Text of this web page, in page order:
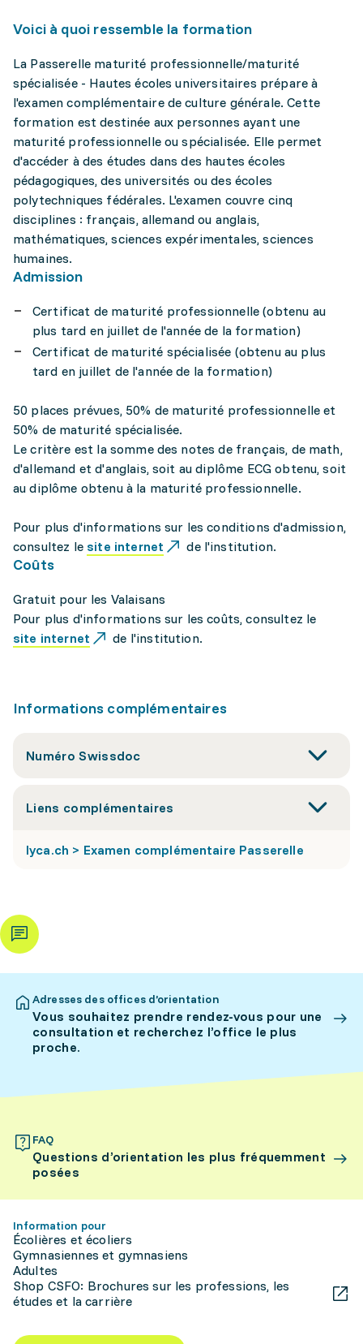
Voici à quoi ressemble la formation
La Passerelle maturité professionnelle/maturité
spécialisée - Hautes écoles universitaires prépare à
l'examen complémentaire de culture générale. Cette
formation est destinée aux personnes ayant une
maturité professionnelle ou spécialisée. Elle permet
d'accéder à des études dans des hautes écoles
pédagogiques, des universités ou des écoles
polytechniques fédérales. L'examen couvre cinq
disciplines : français, allemand ou anglais,
mathématiques, sciences expérimentales, sciences
humaines.
Admission
Certificat de maturité professionnelle (obtenu au
plus tard en juillet de l'année de la formation)
Certificat de maturité spécialisée (obtenu au plus
tard en juillet de l'année de la formation)
50 places prévues, 50% de maturité professionnelle et
50% de maturité spécialisée.
Le critère est la somme des notes de français, de math,
d'allemand et d'anglais, soit au diplôme ECG obtenu, soit
au diplôme obtenu à la maturité professionnelle.
Pour plus d'informations sur les conditions d'admission,
consultez le site internet de l'institution.
Coûts
Gratuit pour les Valaisans
Pour plus d'informations sur les coûts, consultez le
site internet
de l'institution.
Informations complémentaires
Numéro Swissdoc
Liens complémentaires
lyca.ch > Examen complémentaire Passerelle
Adresses des offices d’orientation
Vous souhaitez prendre rendez-vous pour une
consultation et recherchez l’office le plus
proche.
FAQ
Questions d’orientation les plus fréquemment
posées
Information pour
Écolières et écoliers
Gymnasiennes et gymnasiens
Adultes
Shop CSFO: Brochures sur les professions, les
études et la carrière